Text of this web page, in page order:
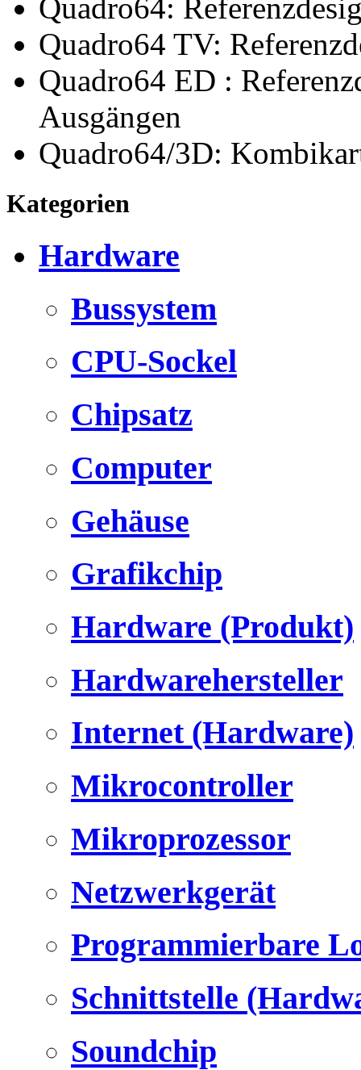
Quadro64:
Quadro64 TV:
Quadro64 ED :
Ausgängen
Quadro64/3D:
Kategorien
Hardware
Bussystem
CPU-Sockel
Chipsatz
Computer
Gehäuse
Grafikchip
Hardware (Produkt)
Hardwarehersteller
Internet (Hardware)
Mikrocontroller
Mikroprozessor
Netzwerkgerät
Programmierbare
Schnittstelle
Soundchip